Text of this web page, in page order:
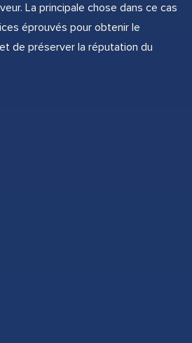
La principale chose dans ce cas
éprouvés pour obtenir le
de préserver la réputation du